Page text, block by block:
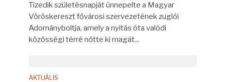
Tizedik születésnapját ünnepelte a Magyar
Vöröskereszt fővárosi szervezetének zuglói
Adományboltja, amely a nyitás óta valódi
közösségi térré nőtte ki magát...
AKTUÁLIS